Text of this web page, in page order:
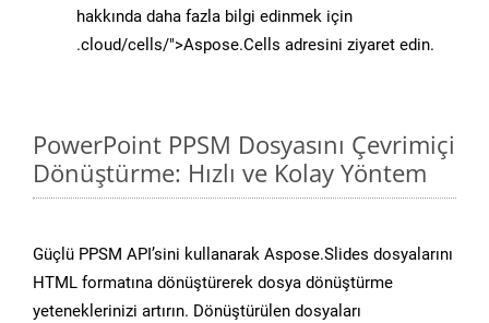
hakkında daha fazla bilgi edinmek için
.cloud/cells/">Aspose.Cells adresini ziyaret edin.
PowerPoint PPSM Dosyasını Çevrimiçi
Dönüştürme: Hızlı ve Kolay Yöntem
Güçlü PPSM API’sini kullanarak Aspose.Slides dosyalarını
HTML formatına dönüştürerek dosya dönüştürme
yeteneklerinizi artırın. Dönüştürülen dosyaları